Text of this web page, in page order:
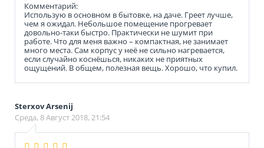
Комментарий:
Использую в основном в бытовке, на даче. Греет лучше,
чем я ожидал. Небольшое помещение прогревает
довольно-таки быстро. Практически не шумит при
работе. Что для меня важно – компактная, не занимает
много места. Сам корпус у неё не сильно нагревается,
если случайно коснёшься, никаких не приятных
ощущений. В общем, полезная вещь. Хорошо, что купил.
Sterxov Arsenij
Среда, 8 Август 2018, 21:54